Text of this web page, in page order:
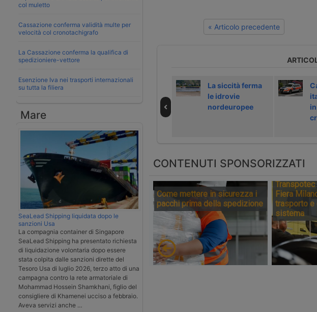
col muletto
Cassazione conferma validità multe per
velocità col cronotachigrafo
La Cassazione conferma la qualifica di
spedizioniere-vettore
Esenzione Iva nei trasporti internazionali
su tutta la filiera
Mare
SeaLead Shipping liquidata dopo le
sanzioni Usa
La compagnia container di Singapore
SeaLead Shipping ha presentato richiesta
di liquidazione volontaria dopo essere
stata colpita dalle sanzioni dirette del
Tesoro Usa di luglio 2026, terzo atto di una
campagna contro la rete armatoriale di
Mohammad Hossein Shamkhani, figlio del
consigliere di Khamenei ucciso a febbraio.
Aveva servizi anche …
« Articolo precedente
Errori e carenze
alla base dei
ignora l’asse del
La siccità ferma
le idrovie
nordeuropee
CONTENUTI SPONSORIZZATI
Come mettere in sicurezza i
pacchi prima della spedizione
Fiera
trasporto e
sistema